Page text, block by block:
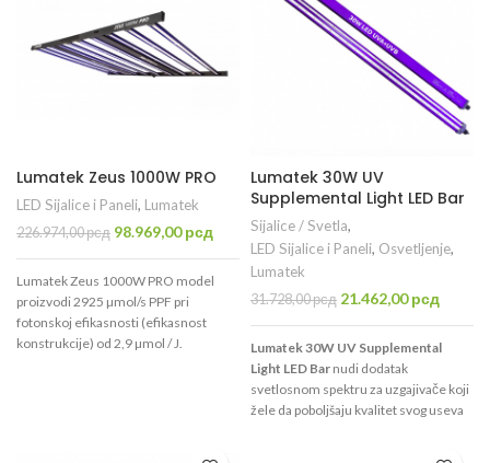
ukupni izlaz fotosintetskog fotonskog
fluksa na više vrednosti, čime je
povećan ukupni broj korisnih fotona
za oblast uzgoja za 10%. To znači da će
ovo osvetljenje sada pokrivati 1.5 x
1.5 m za faze vegetacije i cvetanja. Niz
LUMATEK ZEUS 600W PRO 3.1 stvara
spektra na kratkoj udaljenosti od
useva, omogućavajući rešenje za
osvetljenje iz jednog izvora za
višeslojne sisteme uzgoja,
pojedinačne klupe u prostorijama sa
niskim plafonima i šatorima za uzgoj.
Lumatek Zeus 1000W PRO
LED Sijalice i Paneli, Lumatek
226.974,00рсд Originalna
bila:
226.974,00 рсд.
98.969,00рсд Trenutna
98.969,00 рсд.
Lumatek Zeus 1000W PRO model
proizvodi 2925 µmol/s PPF pri
fotonskoj efikasnosti (efikasnost
konstrukcije) od 2,9 µmol / J.
Lumatek 30W UV
Supplemental Light LED Bar
Sijalice / Svetla,
LED Sijalice i Paneli, Osvetljenje,
Lumatek
31.728,00рсд Originalna
bila:
31.728,00 рсд.
21.462,00рсд
Lumatek 30W UV Supplemental
Light LED Bar nudi dodatak
svetlosnom spektru za uzgajivače koji
žele da poboljšaju kvalitet svog useva